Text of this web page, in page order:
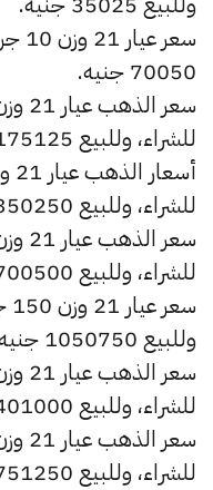
70050 جنيه.
للشراء، وللبيع 175125 جنيه.
للشراء، وللبيع 350250 جنيه.
للشراء، وللبيع 700500 جنيه.
وللبيع 1050750 جنيه.
للشراء، وللبيع 1401000 جنيه.
للشراء، وللبيع 1751250 جنيه.